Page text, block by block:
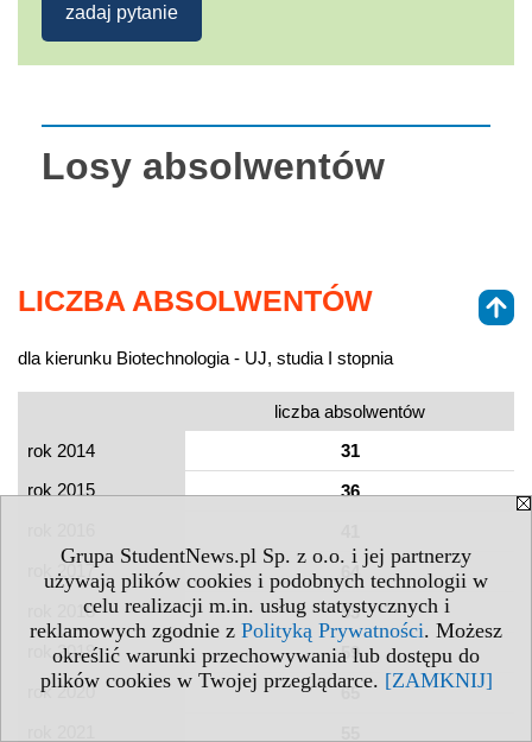
Grupa StudentNews.pl Sp. z o.o. i jej partnerzy
używają plików cookies i podobnych technologii w
celu realizacji m.in. usług statystycznych i
reklamowych zgodnie z Polityką Prywatności. Możesz
określić warunki przechowywania lub dostępu do
plików cookies w Twojej przeglądarce. [ZAMKNIJ]
zadaj pytanie
Losy absolwentów
LICZBA ABSOLWENTÓW
dla kierunku Biotechnologia - UJ, studia I stopnia
liczba absolwentów
rok 2014
31
rok 2015
36
rok 2017
64
rok 2018
53
rok 2019
59
rok 2020
65